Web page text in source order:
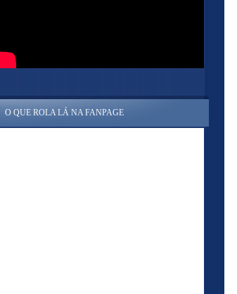
O QUE ROLA LÁ NA FANPAGE